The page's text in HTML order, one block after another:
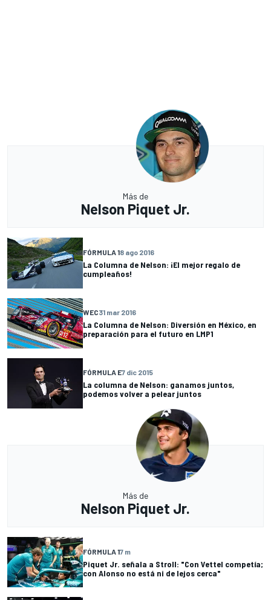
Más de
Nelson Piquet Jr.
FÓRMULA 18 ago 2016
La Columna de Nelson: ¡El mejor regalo de
cumpleaños!
WEC31 mar 2016
La Columna de Nelson: Diversión en México, en
preparación para el futuro en LMP1
FÓRMULA E7 dic 2015
La columna de Nelson: ganamos juntos,
podemos volver a pelear juntos
Más de
Nelson Piquet Jr.
FÓRMULA 17 m
Piquet Jr. señala a Stroll: "Con Vettel competía;
con Alonso no está ni de lejos cerca"